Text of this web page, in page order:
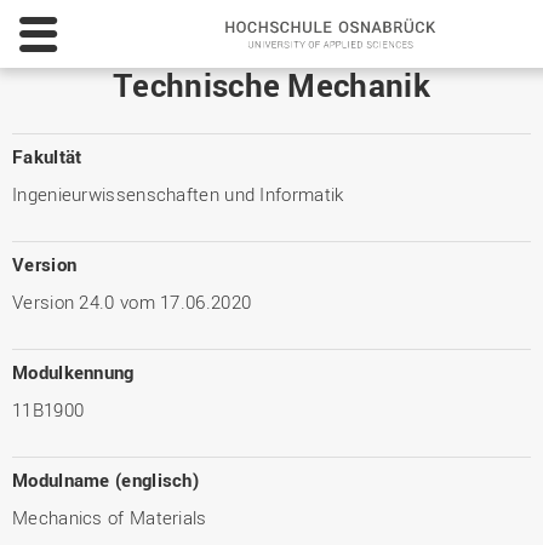
-
Technische Mechanik
Fakultät
Ingenieurwissenschaften und Informatik
Version
Version 24.0 vom 17.06.2020
Modulkennung
11B1900
Modulname (englisch)
Mechanics of Materials